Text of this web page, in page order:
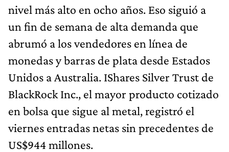
nivel más alto en ocho años. Eso siguió a
un fin de semana de alta demanda que
abrumó a los vendedores en línea de
monedas y barras de plata desde Estados
Unidos a Australia. IShares Silver Trust de
BlackRock Inc., el mayor producto cotizado
en bolsa que sigue al metal, registró el
viernes entradas netas sin precedentes de
US$944 millones.